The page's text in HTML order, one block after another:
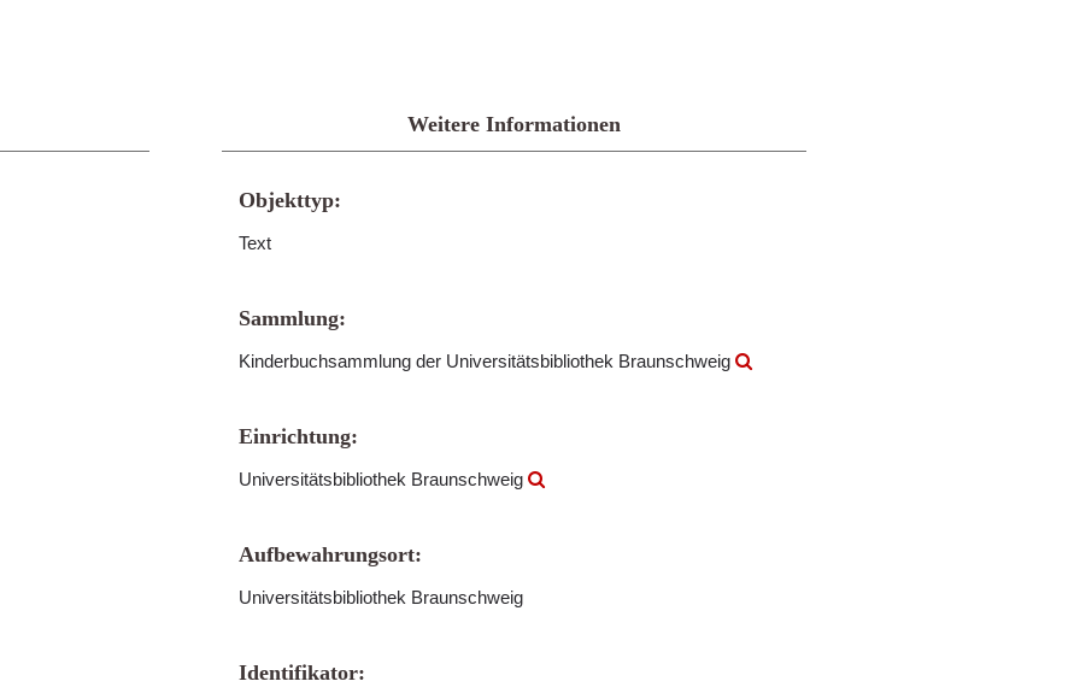
Weitere Informationen
Objekttyp:
Text
Sammlung:
Kinderbuchsammlung der Universitätsbibliothek Braunschweig
Einrichtung:
Universitätsbibliothek Braunschweig
Aufbewahrungsort:
Universitätsbibliothek Braunschweig
Identifikator: